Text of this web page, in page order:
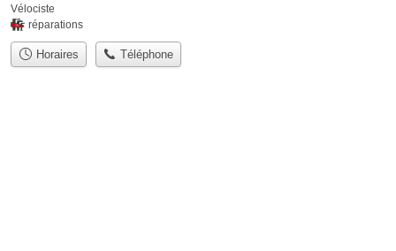
Vélociste
réparations
Horaires Téléphone